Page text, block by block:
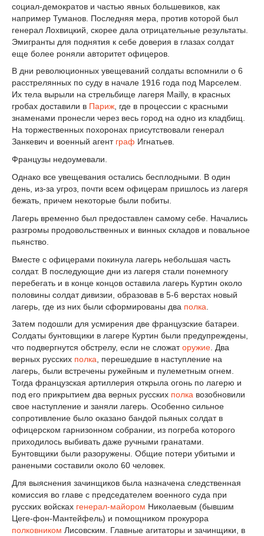
социал-демократов и частью явных большевиков, как
например Туманов. Последняя мера, против которой был
генерал Лохвицкий, скорее дала отрицательные результаты.
Эмигранты для поднятия к себе доверия в глазах солдат
еще более роняли авторитет офицеров.
В дни революционных увещеваний солдаты вспомнили о 6
расстрелянных по суду в начале 1916 года под Марселем.
Их тела вырыли на стрельбище лагеря Mailly, в красных
гробах доставили в Париж, где в процессии с красными
знаменами пронесли через весь город на одно из кладбищ.
На торжественных похоронах присутствовали генерал
Занкевич и военный агент граф Игнатьев.
Французы недоумевали.
Однако все увещевания остались бесплодными. В один
день, из-за угроз, почти всем офицерам пришлось из лагеря
бежать, причем некоторые были побиты.
Лагерь временно был предоставлен самому себе. Начались
разгромы продовольственных и винных складов и повальное
пьянство.
Вместе с офицерами покинула лагерь небольшая часть
солдат. В последующие дни из лагеря стали понемногу
перебегать и в конце концов оставила лагерь Куртин около
половины солдат дивизии, образовав в 5-6 верстах новый
лагерь, где из них были сформированы два полка
Затем подошли для усмирения две французские батареи.
Солдаты бунтовщики в лагере Куртин были предупреждены,
что подвергнутся обстрелу, если не сложаторужие. Два
верных русских полка, перешедшие в наступление на
лагерь, были встречены ружейным и пулеметным огнем.
Тогда французская артиллерия открыла огонь по лагерю и
под его прикрытием два верных русских полка возобновили
свое наступление и заняли лагерь. Особенно сильное
сопротивление было оказано бандой пьяных солдат в
офицерском гарнизонном собрании, из погреба которого
приходилось выбивать даже ручными гранатами.
Бунтовщики были разоружены. Общие потери убитыми и
ранеными составили около 60 человек.
Для выяснения зачинщиков была назначена следственная
комиссия во главе с председателем военного суда при
русских войсках генерал-майором Николаевым (бывшим
Цеге-фон-Мантейфель) и помощником прокурора
полковником Лисовским. Главные агитаторы и зачинщики, в